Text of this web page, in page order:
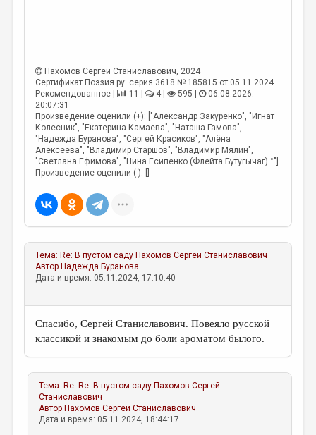
Пахомов Сергей Станиславович, 2024
Сертификат Поэзия.ру: серия 3618 № 185815 от 05.11.2024
Рекомендованное |
11 | 4 | 595 |
06.08.2026.
20:07:31
Произведение оценили (+): ["Александр Закуренко", "Игнат
Колесник", "Екатерина Камаева", "Наташа Гамова",
"Надежда Буранова", "Сергей Красиков", "Алёна
Алексеева", "Владимир Старшов", "Владимир Мялин",
"Светлана Ефимова", "Нина Есипенко (Флейта Бутугычаг) °"]
Произведение оценили (-): []
Тема: Re: В пустом саду Пахомов Сергей Станиславович
Автор Надежда Буранова
Дата и время: 05.11.2024, 17:10:40
Спасибо, Сергей Станиславович. Повеяло русской
классикой и знакомым до боли ароматом былого.
Тема: Re: Re: В пустом саду Пахомов Сергей
Станиславович
Автор Пахомов Сергей Станиславович
Дата и время: 05.11.2024, 18:44:17